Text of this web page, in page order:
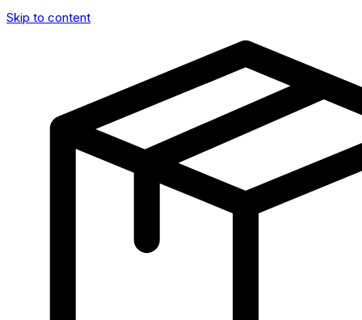
Skip to content